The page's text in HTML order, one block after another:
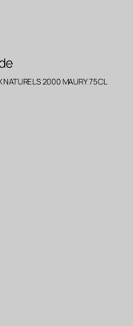
NATURELS 2000 MAURY 75CL